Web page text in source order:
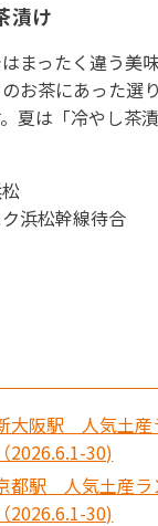
漬け
まったく違う美
お茶にあった選
夏は「冷やし茶
浜松幹線待合
大阪駅 人気土産
（2026.6.1-30)
都駅 人気土産ラ
（2026.6.1-30)